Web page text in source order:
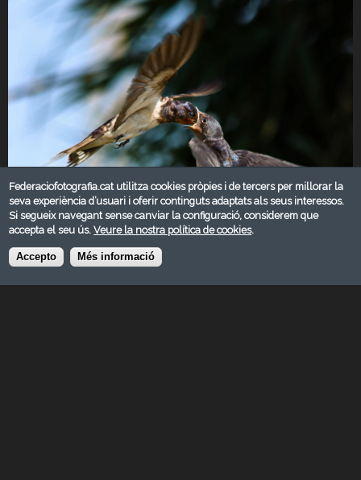
Federaciofotografia.cat utilitza cookies pròpies i de tercers per millorar la
seva experiència d’usuari i oferir continguts adaptats als seus interessos.
Si segueix navegant sense canviar la configuració, considerem que
accepta el seu ús.Veure la nostra política de cookies.
Accepto Més informació